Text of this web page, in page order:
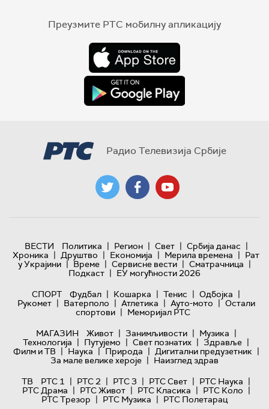
Преузмите РТС мобилну апликацију
Радио Телевизија Србије
ВЕСТИ Политика | Регион | Свет | Србија данас |
Хроника | Друштво | Економија | Мерила времена | Рат
у Украјини | Време | Сервисне вести | Сматрачница |
Подкаст | ЕУ могућности 2026
СПОРТ
Фудбал | Кошарка | Тенис | Одбојка |
Рукомет | Ватерполо | Атлетика | Ауто-мото | Остали
спортови | Меморијал РТС
МАГАЗИН
Живот | Занимљивости | Музика |
Технологијa | Путујемо | Свет познатих | Здравље |
Филм и ТВ | Наука | Природа | Дигитални предузетник |
За мале велике хероје | Наизглед здрав
ТВ
РТС 1 | РТС 2 | РТС 3 | РТС Свет | РТС Наука |
РТС Драма | РТС Живот | РТС Класика | РТС Коло |
РТС Трезор | РТС Музика | РТС Полетарац